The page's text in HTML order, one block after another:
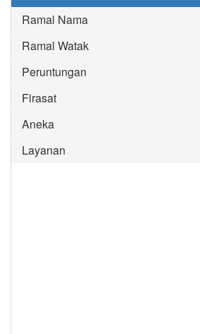
Ramal Nama
Ramal Watak
Peruntungan
Firasat
Aneka
Layanan